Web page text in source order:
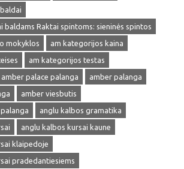
baldams Raktai spintoms: sieninės spintos
mokyklos
am kategorijos kaina
am kategorijos testas
amber palace palanga
amber palanga
amber viesbutis
anglu kalbos gramatika
anglu kalbos kursai kaune
klaipedoje
pradedantiesiems